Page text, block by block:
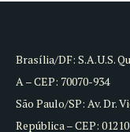
Brasília/DF: S.A.U.S.
A – CEP: 70070-934
São Paulo/SP: Av. Dr.
República – CEP: